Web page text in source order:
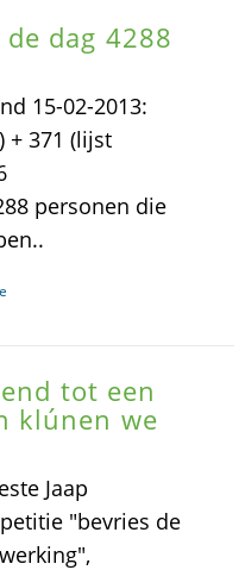
dag 4288
15-02-2013:
+ 371 (lijst
personen die
tot een
klúnen we
Jaap
"bevries de